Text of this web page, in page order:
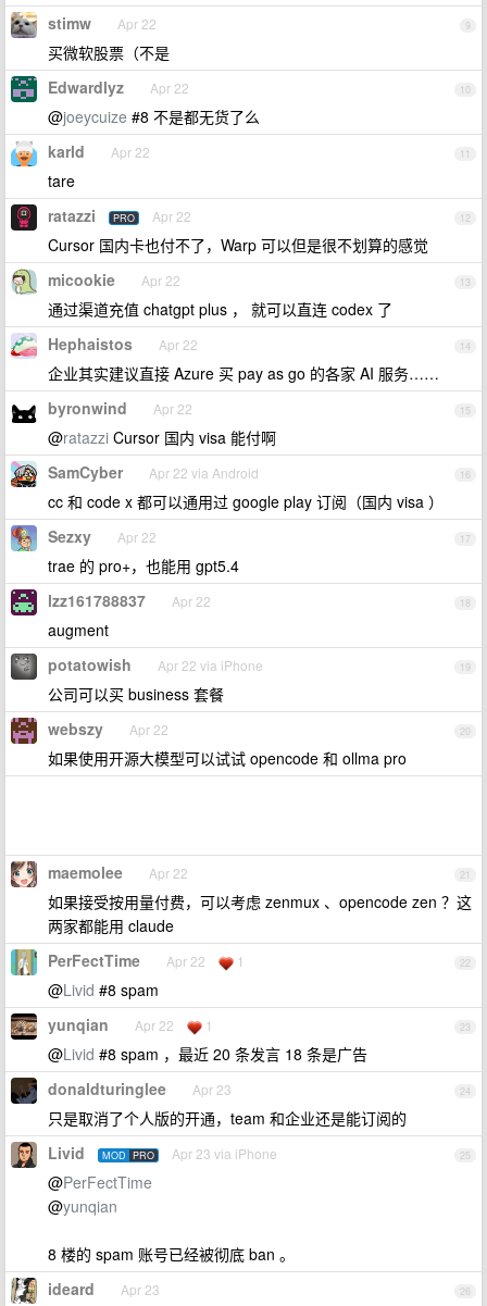
9
stimw Apr 22
买微软股票（不是
10
Edwardlyz Apr 22
@joeycuize #8 不是都无货了么
11
karld Apr 22
tare
12
ratazzi PRO Apr 22
Cursor 国内卡也付不了，Warp 可以但是很不划算的感觉
13
micookie Apr 22
通过渠道充值 chatgpt plus ， 就可以直连 codex 了
14
Hephaistos Apr 22
企业其实建议直接 Azure 买 pay as go 的各家 AI 服务……
15
byronwind Apr 22
@ratazzi Cursor 国内 visa 能付啊
16
SamCyber Apr 22 via Android
cc 和 code x 都可以通用过 google play 订阅（国内 visa ）
17
Sezxy Apr 22
trae 的 pro+，也能用 gpt5.4
18
lzz161788837 Apr 22
augment
19
potatowish Apr 22 via iPhone
公司可以买 business 套餐
20
webszy Apr 22
如果使用开源大模型可以试试 opencode 和 ollma pro
21
maemolee Apr 22
如果接受按用量付费，可以考虑 zenmux 、opencode zen ？这
两家都能用 claude
22
PerFectTime Apr 22 1
@Livid #8 spam
23
yunqian Apr 22 1
@Livid #8 spam ，最近 20 条发言 18 条是广告
24
donaldturinglee Apr 23
只是取消了个人版的开通，team 和企业还是能订阅的
25
Livid MOD PRO Apr 23 via iPhone
@PerFectTime
@yunqian
8 楼的 spam 账号已经被彻底 ban 。
26
ideard Apr 23